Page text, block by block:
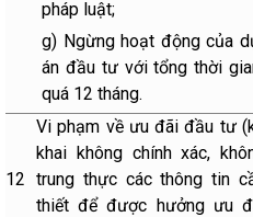
pháp luật;
g) Ngừng hoạt động của
án đầu tư với tổng thời
quá 12 tháng.
12
Vi phạm về ưu đãi đầu tư
khai không chính xác,
trung thực các thông tin
thiết để được hưởng ưu